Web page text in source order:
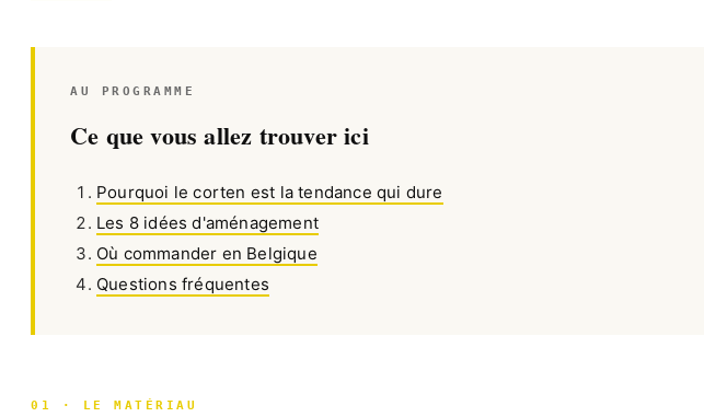
AU PROGRAMME
Ce que vous allez trouver ici
Pourquoi le corten est la tendance qui dure
Les 8 idées d'aménagement
Où commander en Belgique
Questions fréquentes
01 · LE MATÉRIAU